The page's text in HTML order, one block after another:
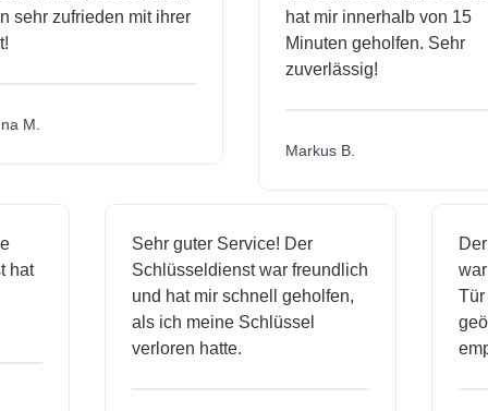
sehr zufrieden mit ihrer
M.
hat mir innerhalb von 15
Minuten geholfen. Sehr
zuverlässig!
Markus B.
hat
Sehr guter Service! Der
Schlüsseldienst war freundlich
und hat mir schnell geholfen,
als ich meine Schlüssel
verloren hatte.